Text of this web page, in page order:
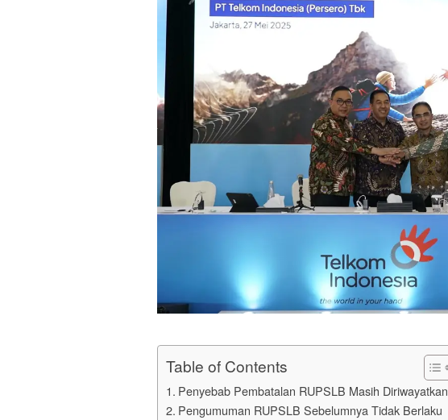
Table of Contents
Penyebab Pembatalan RUPSLB Masih Diriwayatkan
Pengumuman RUPSLB Sebelumnya Tidak Berlaku